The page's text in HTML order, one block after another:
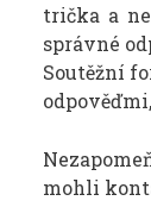
trička a
správné
Soutěžní
mohli